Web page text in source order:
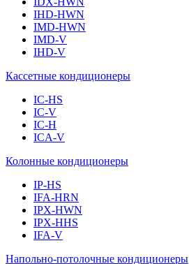
IHD-HWN
IMD-HWN
IMD-V
IHD-V
Кассетные кондиционеры
IC-HS
IC-V
IC-H
ICA-V
Колонные кондиционеры
IP-HS
IFA-HRN
IPX-HWN
IPX-HHS
IFA-V
Напольно-потолочные кондиционеры